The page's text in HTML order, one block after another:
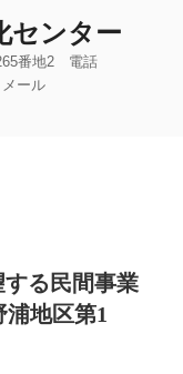
センター
番地2 電話
ール
る民間事業
地区第1